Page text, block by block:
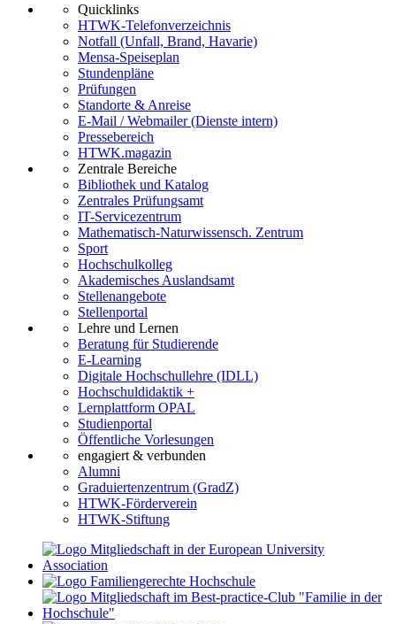
Quicklinks
HTWK-Telefonverzeichnis
Notfall (Unfall, Brand, Havarie)
Mensa-Speiseplan
Stundenpläne
Prüfungen
Standorte & Anreise
E-Mail / Webmailer (Dienste intern)
Pressebereich
HTWK.magazin
Zentrale Bereiche
Bibliothek und Katalog
Zentrales Prüfungsamt
IT-Servicezentrum
Mathematisch-Naturwissensch. Zentrum
Sport
Hochschulkolleg
Akademisches Auslandsamt
Stellenangebote
Stellenportal
Lehre und Lernen
Beratung für Studierende
E-Learning
Digitale Hochschullehre (IDLL)
Hochschuldidaktik +
Lernplattform OPAL
Studienportal
Öffentliche Vorlesungen
engagiert & verbunden
Alumni
Graduiertenzentrum (GradZ)
HTWK-Förderverein
HTWK-Stiftung